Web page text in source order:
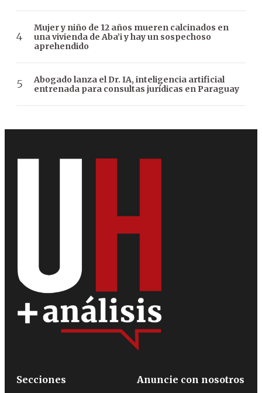
Mujer y niño de 12 años mueren calcinados en
una vivienda de Aba’i y hay un sospechoso
aprehendido
Abogado lanza el Dr. IA, inteligencia artificial
entrenada para consultas jurídicas en Paraguay
Secciones
Anuncie con nosotros